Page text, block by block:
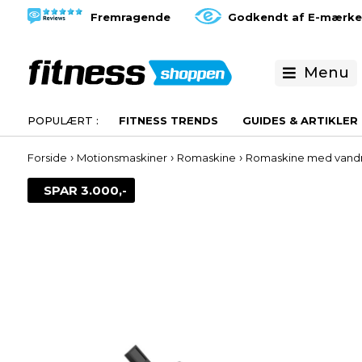
Fremragende Godkendt af E-
Menu
FITNESS TRENDS GUIDES & ARTIKLER
Forside › Motionsmaskiner› Romaskine › Romaskine med
SPAR 3.000,-